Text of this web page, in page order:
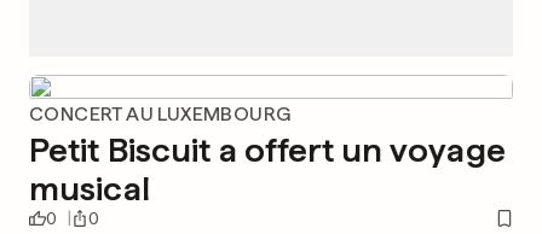
CONCERT AU LUXEMBOURG
Petit Biscuit a offert un voyage
musical
0 0